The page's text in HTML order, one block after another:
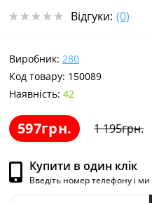
Відгуки: (0)
Виробник: 280
Код товару: 150089
Наявність: 42
597грн. 1 195грн.
Купити в один клік
Введіть номер телефону і